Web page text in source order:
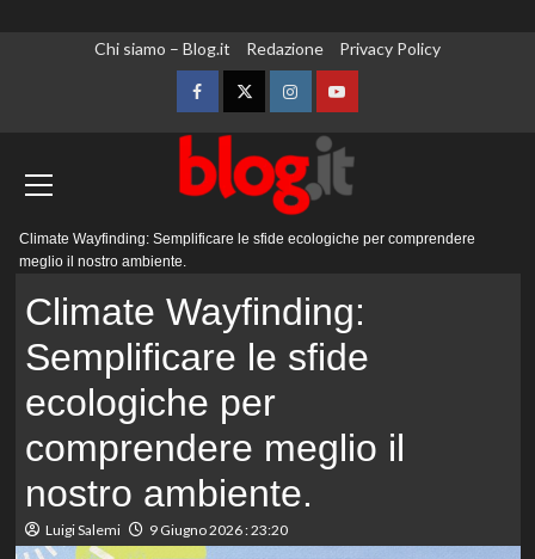
Chi siamo – Blog.it Redazione Privacy Policy
FacebookTwitterInstagramYouTube
principale
Climate Wayfinding: Semplificare le sfide ecologiche per comprendere
meglio il nostro ambiente.
Climate Wayfinding:
Semplificare le sfide
ecologiche per
comprendere meglio il
nostro ambiente.
Luigi Salemi 9 Giugno 2026 : 23:20